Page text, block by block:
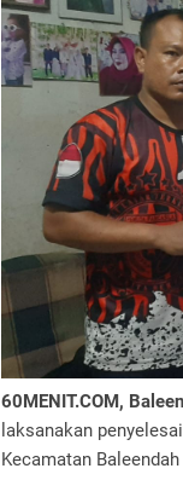
60MENIT.COM,
laksanakan
Kecamatan